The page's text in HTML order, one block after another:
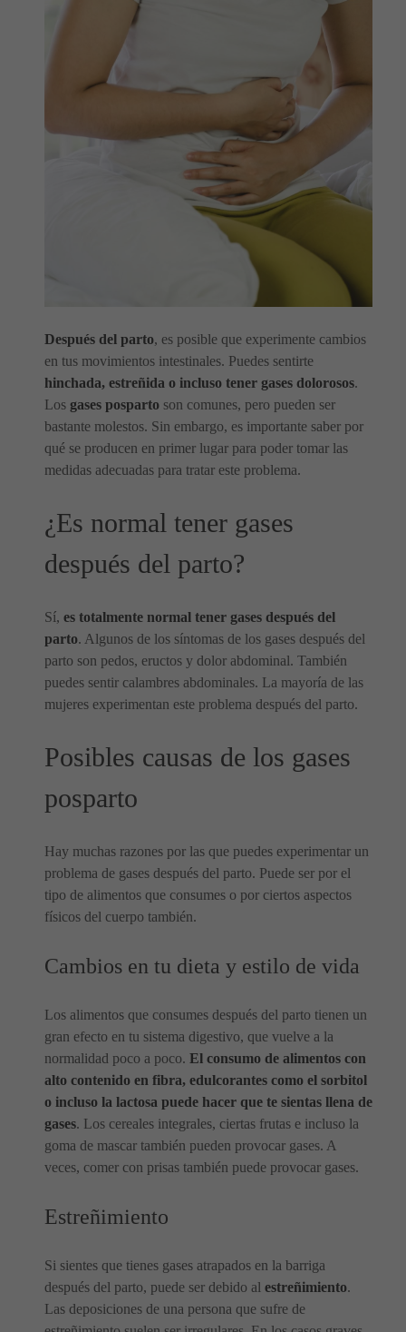
Después del parto, es posible que experimente cambios
en tus movimientos intestinales. Puedes sentirte
hinchada, estreñida o incluso tener gases dolorosos.
Los gases posparto son comunes, pero pueden ser
bastante molestos. Sin embargo, es importante saber por
qué se producen en primer lugar para poder tomar las
medidas adecuadas para tratar este problema.
¿Es normal tener gases
después del parto?
Sí, es totalmente normal tener gases después del
parto. Algunos de los síntomas de los gases después del
parto son pedos, eructos y dolor abdominal. También
puedes sentir calambres abdominales. La mayoría de las
mujeres experimentan este problema después del parto.
Posibles causas de los gases
posparto
Hay muchas razones por las que puedes experimentar un
problema de gases después del parto. Puede ser por el
tipo de alimentos que consumes o por ciertos aspectos
físicos del cuerpo también.
Cambios en tu dieta y estilo de vida
Los alimentos que consumes después del parto tienen un
gran efecto en tu sistema digestivo, que vuelve a la
normalidad poco a poco. El consumo de alimentos con
alto contenido en fibra, edulcorantes como el sorbitol
o incluso la lactosa puede hacer que te sientas llena de
gases. Los cereales integrales, ciertas frutas e incluso la
goma de mascar también pueden provocar gases. A
veces, comer con prisas también puede provocar gases.
Estreñimiento
Si sientes que tienes gases atrapados en la barriga
después del parto, puede ser debido al estreñimiento.
Las deposiciones de una persona que sufre de